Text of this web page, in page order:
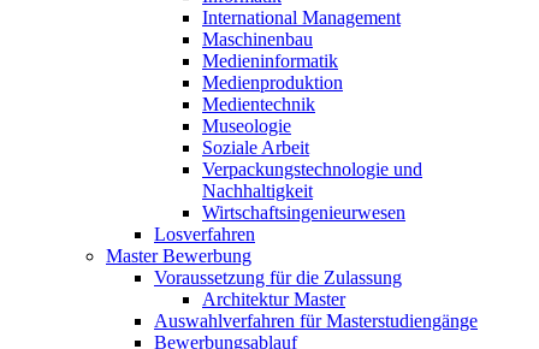
International Management
Maschinenbau
Medieninformatik
Medienproduktion
Medientechnik
Museologie
Soziale Arbeit
Verpackungstechnologie und
Nachhaltigkeit
Wirtschaftsingenieurwesen
Losverfahren
Master Bewerbung
Voraussetzung für die Zulassung
Architektur Master
Auswahlverfahren für Masterstudiengänge
Bewerbungsablauf